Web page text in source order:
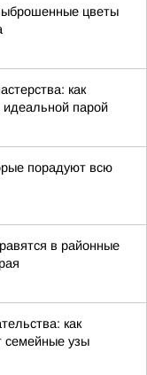
цветы
как
идеальной парой
порадуют всю
в районные
как
семейные узы